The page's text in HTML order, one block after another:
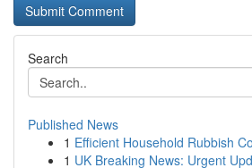
Search
Published News
1 Efficient Household Rubbish
1 UK Breaking News: Urgent